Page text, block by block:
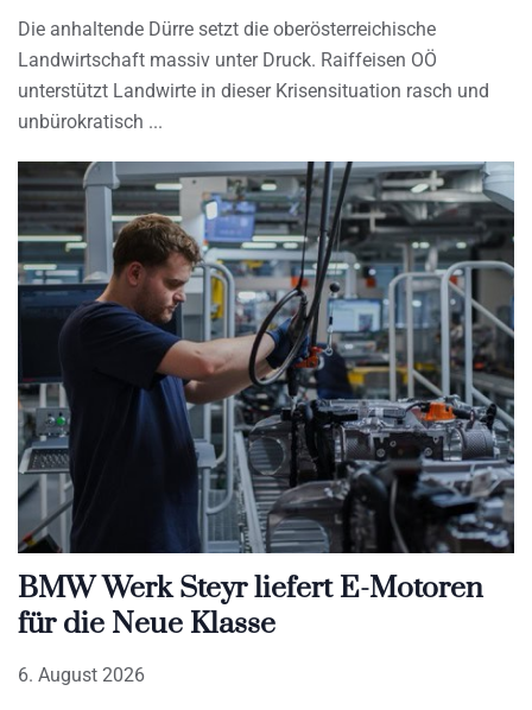
Die anhaltende Dürre setzt die oberösterreichische
Landwirtschaft massiv unter Druck. Raiffeisen OÖ
unterstützt Landwirte in dieser Krisensituation rasch und
unbürokratisch
BMW Werk Steyr liefert E-Motoren
für die Neue Klasse
6. August 2026